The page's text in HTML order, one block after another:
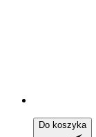
Do koszyka